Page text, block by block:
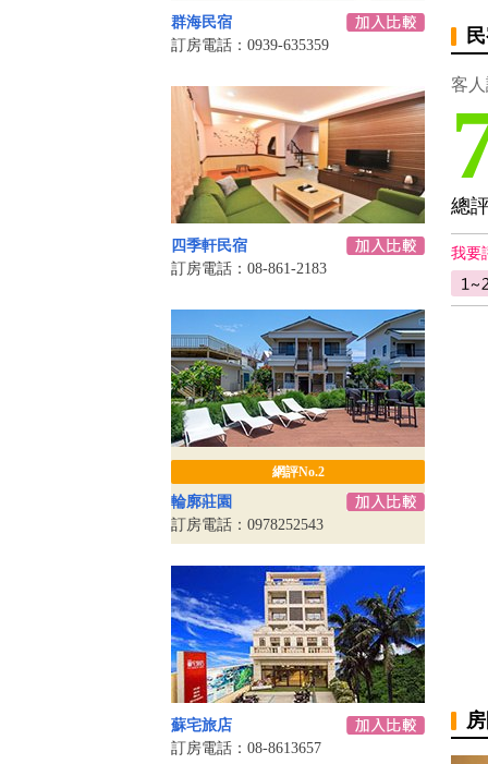
群海民宿
訂房電話：0939-635359
四季軒民宿
訂房電話：08-861-2183
網評No.2
輪廓莊園
訂房電話：0978252543
蘇宅旅店
訂房電話：08-8613657
客
總
我要